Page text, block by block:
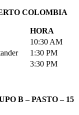
COLOMBIA
HORA
10:30 AM
1:30 PM
3:30 PM
B – PASTO – 15